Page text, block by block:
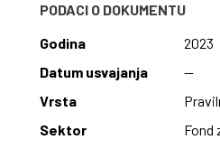
PODACI O DOKUMENTU
Godina
2023
Datum usvajanja
—
Vrsta
Sektor
Fond